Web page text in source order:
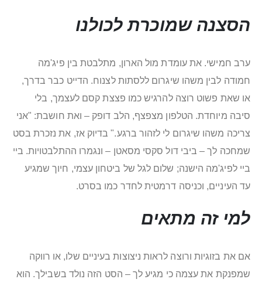
הסצנה שמוכרת לכולנו
ערב חמישי. את עומדת מול הארון, מתלבטת בין פיג'מה
חמודה לבין משהו שיגרום ללסתות לצנוח. הדייט כבר בדרך,
או שאת פשוט רוצה להרגיש כמו פצצת קסם לעצמך, בלי
סיבה מיוחדת. הטלפון מצפצף, הלב דופק – ואת חושבת: "אני
צריכה משהו שיגרום לי לזהור ברגע." בדיוק אז, את נזכרת בסט
שמחכה לך – ביבי דול סקסי מסאטן – ונגמרו ההתלבטויות. ביי
ביי לפיג'מה הישנה; שלום לגל של ביטחון עצמי, חיוך שמגיע
עד העיניים, וכניסה דרמטית לחדר כמו בסרט.
למי זה מתאים
אם את בזוגיות ורוצה לראות ניצוצות בעיניים שלו, או רווקה
שמפנקת את עצמה כי מגיע לך – הסט הזה נולד בשבילך. הוא